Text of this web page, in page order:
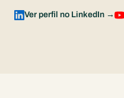
Ver perfil no LinkedIn →